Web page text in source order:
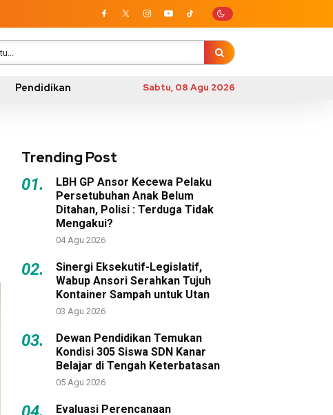
Pendidikan Sabtu, 08 Agu 2026
Trending Post
01.
LBH GP Ansor Kecewa Pelaku
Persetubuhan Anak Belum
Ditahan, Polisi : Terduga Tidak
Mengakui?
04 Agu 2026
02.
Sinergi Eksekutif-Legislatif,
Wabup Ansori Serahkan Tujuh
Kontainer Sampah untuk Utan
03 Agu 2026
03.
Dewan Pendidikan Temukan
Kondisi 305 Siswa SDN Kanar
Belajar di Tengah Keterbatasan
05 Agu 2026
Evaluasi Perencanaan